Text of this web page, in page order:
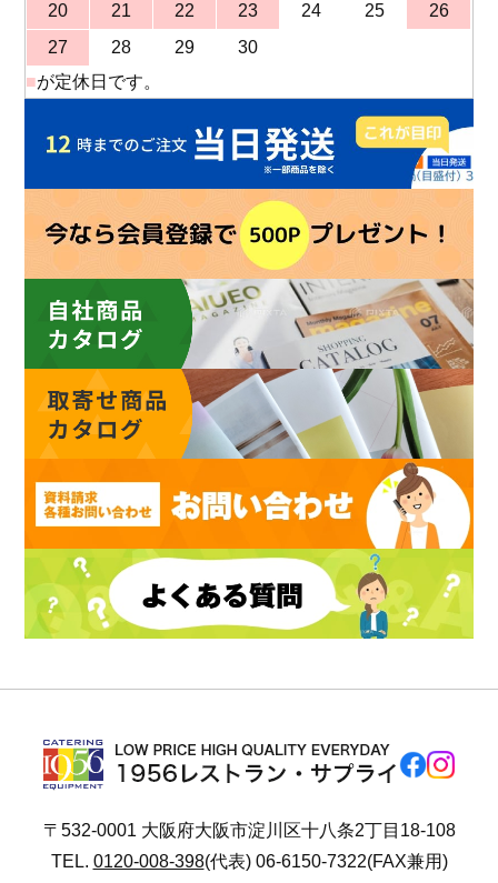
20
21 22 23 24 25
26
27
28 29
30
■が定休日です。
〒532-0001 大阪府大阪市淀川区十八条2丁目18-108
TEL. 0120-008-398(代表) 06-6150-7322(FAX兼用)